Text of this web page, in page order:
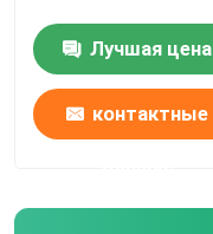
Лучшая цена
контактные